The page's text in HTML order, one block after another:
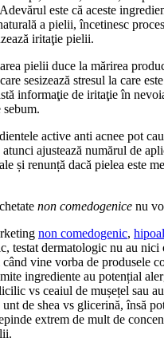
este că aceste
a pielii, încetinesc
iritaţie pielii.
pielii duce la mărirea
sesizează stresul la care
informaţie de iritaţie în
sebum.
active anti acnee pot
atunci ajustează numărul de
și renunță dacă pielea este
non comedogenice nu
non comedogenic,
testat dermatologic nu au nici
vine vorba de produsele
ingrediente au potențial
vs ceaiul de mușețel sau
de shea vs glicerină, însă
extrem de mult de